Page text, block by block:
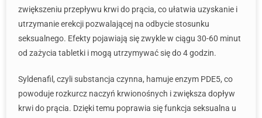
zwiększeniu przepływu krwi do prącia, co ułatwia uzyskanie i
utrzymanie erekcji pozwalającej na odbycie stosunku
seksualnego. Efekty pojawiają się zwykle w ciągu 30-60 minut
od zażycia tabletki i mogą utrzymywać się do 4 godzin.
Syldenafil, czyli substancja czynna, hamuje enzym PDE5, co
powoduje rozkurcz naczyń krwionośnych i zwiększa dopływ
krwi do prącia. Dzięki temu poprawia się funkcja seksualna u